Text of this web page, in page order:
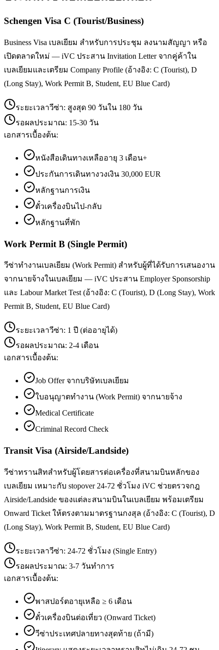
Schengen Visa C (Tourist/Business)
Business Visa เบลเยียม สำหรับการประชุม ลงนามสัญญา หรือ
เปิดตลาดใหม่ — iVC ประสาน Invitation Letter จากคู่ค้าใน
เบลเยียมและเตรียม Company Profile (อ้างอิง: C (Tourist), D
(Long Stay), Work Permit B, Student, EU Blue Card)
ระยะเวลาวีซ่า: สูงสุด 90 วันใน 180 วัน
รอผลประมาณ: 15-30 วัน
เอกสารเบื้องต้น:
หนังสือเดินทางเหลืออายุ 3 เดือน+
ประกันการเดินทางวงเงิน 30,000 EUR
หลักฐานการเงิน
ตั๋วเครื่องบินไป-กลับ
หลักฐานที่พัก
Work Permit B (Single Permit)
วีซ่าทำงานเบลเยียม (Work Permit) สำหรับผู้ที่ได้รับการเสนองาน
จากนายจ้างในเบลเยียม — iVC ประสาน Employer Sponsorship
และ Labour Market Test (อ้างอิง: C (Tourist), D (Long Stay), Work
Permit B, Student, EU Blue Card)
ระยะเวลาวีซ่า: 1 ปี (ต่ออายุได้)
รอผลประมาณ: 2-4 เดือน
เอกสารเบื้องต้น:
Job Offer จากบริษัทเบลเยียม
ใบอนุญาตทำงาน (Work Permit) จากนายจ้าง
Medical Certificate
Criminal Record Check
Transit Visa (Airside/Landside)
วีซ่าทรานสิทสำหรับผู้โดยสารต่อเครื่องที่สนามบินหลักของ
เบลเยียม เหมาะกับ stopover 24-72 ชั่วโมง iVC ช่วยตรวจกฎ
Airside/Landside ของแต่ละสนามบินในเบลเยียม พร้อมเตรียม
Onward Ticket ให้ตรงตามมาตรฐานกงสุล (อ้างอิง: C (Tourist), D
(Long Stay), Work Permit B, Student, EU Blue Card)
ระยะเวลาวีซ่า: 24-72 ชั่วโมง (Single Entry)
รอผลประมาณ: 3-7 วันทำการ
เอกสารเบื้องต้น:
พาสปอร์ตอายุเหลือ ≥ 6 เดือน
ตั๋วเครื่องบินต่อเที่ยว (Onward Ticket)
วีซ่าประเทศปลายทางสุดท้าย (ถ้ามี)